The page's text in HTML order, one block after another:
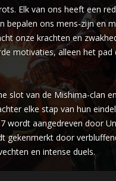
Elk van ons heeft een
bepalen ons mens-zijn en
onze krachten en
motivaties, alleen het pad
slot van de Mishima-clan
elke stap van hun
wordt aangedreven door
gekenmerkt door
en intense duels.